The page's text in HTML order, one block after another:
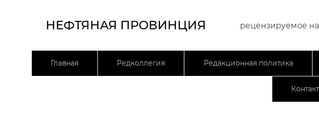
НЕФТЯНАЯ ПРОВИНЦИЯ рецензируемое
Главная Редколлегия Редакционная политика